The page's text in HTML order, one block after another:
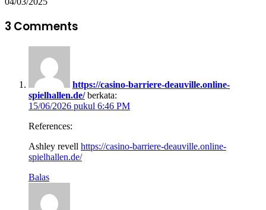
3 Comments
https://casino-barriere-deauville.online-
spielhallen.de/ berkata:
15/06/2026 pukul 6:46 PM
References:
Ashley revell https://casino-barriere-deauville.online-
spielhallen.de/
Balas